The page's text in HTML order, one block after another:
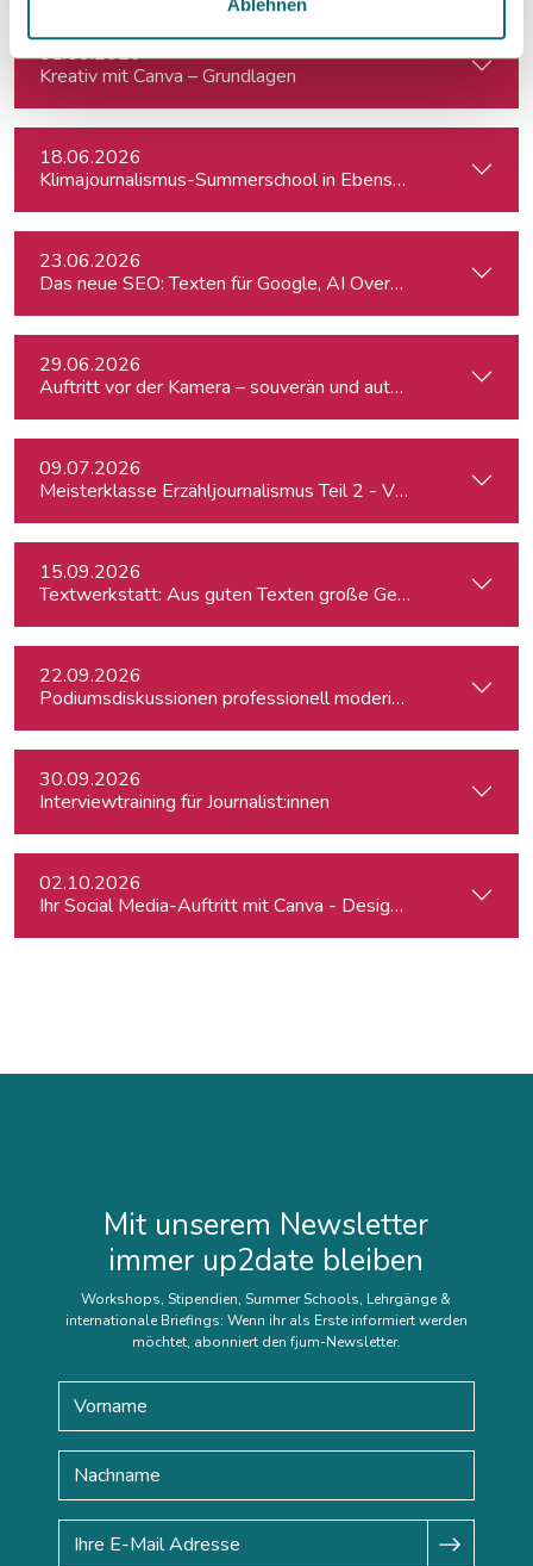
Ablehnen
01.06.2026
Kreativ mit Canva – Grundlagen
18.06.2026
Klimajournalismus-Summerschool in Ebensee
23.06.2026
Das neue SEO: Texten für Google, AI Overviews, ChatGPT
29.06.2026
Auftritt vor der Kamera – souverän und authentisch
09.07.2026
Meisterklasse Erzähljournalismus Teil 2 - Von der Idee zur
15.09.2026
Textwerkstatt: Aus guten Texten große Geschichten
22.09.2026
Podiumsdiskussionen professionell moderieren
30.09.2026
Interviewtraining für Journalist:innen
02.10.2026
Ihr Social Media-Auftritt mit Canva - Designs für Instagram,
Mit unserem Newsletter
immer up2date bleiben
Workshops, Stipendien, Summer Schools, Lehrgänge &
internationale Briefings: Wenn ihr als Erste informiert werden
möchtet, abonniert den fjum-Newsletter.